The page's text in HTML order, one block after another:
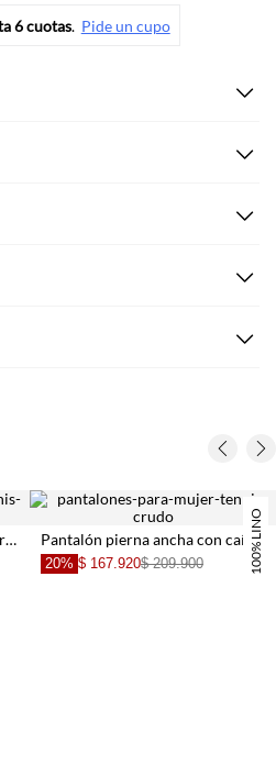
Pantalón wide leg con pinzas frontales en beige para mujer 100% LINO
Pantalón pierna ancha con caída fluida en lino amarillo para mujer
20% $ 167.920$ 209.900